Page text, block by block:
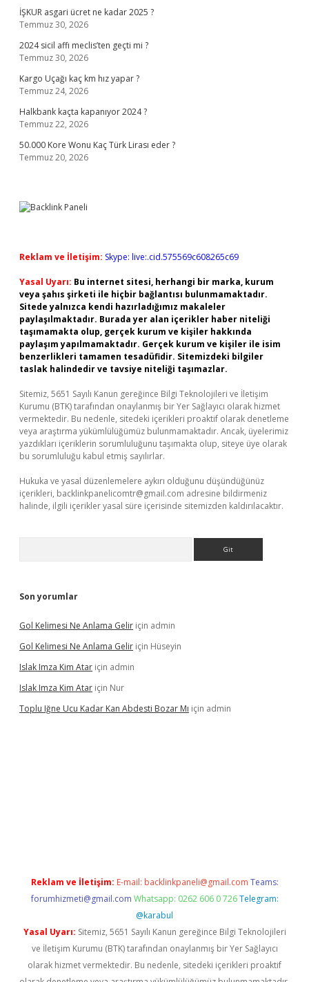
İŞKUR asgari ücret ne kadar 2025 ?
Temmuz 30, 2026
2024 sicil affı meclis’ten geçti mi ?
Temmuz 30, 2026
Kargo Uçağı kaç km hız yapar ?
Temmuz 24, 2026
Halkbank kaçta kapanıyor 2024 ?
Temmuz 22, 2026
50.000 Kore Wonu Kaç Türk Lirası eder ?
Temmuz 20, 2026
Reklam ve İletişim: Skype: live:.cid.575569c608265c69
Yasal Uyarı: Bu internet sitesi, herhangi bir marka, kurum
veya şahıs şirketi ile hiçbir bağlantısı bulunmamaktadır.
Sitede yalnızca kendi hazırladığımız makaleler
paylaşılmaktadır. Burada yer alan içerikler haber niteliği
taşımamakta olup, gerçek kurum ve kişiler hakkında
paylaşım yapılmamaktadır. Gerçek kurum ve kişiler ile isim
benzerlikleri tamamen tesadüfidir. Sitemizdeki bilgiler
taslak halindedir ve tavsiye niteliği taşımazlar.
Sitemiz, 5651 Sayılı Kanun gereğince Bilgi Teknolojileri ve İletişim
Kurumu (BTK) tarafından onaylanmış bir Yer Sağlayıcı olarak hizmet
vermektedir. Bu nedenle, sitedeki içerikleri proaktif olarak denetleme
veya araştırma yükümlülüğümüz bulunmamaktadır. Ancak, üyelerimiz
yazdıkları içeriklerin sorumluluğunu taşımakta olup, siteye üye olarak
bu sorumluluğu kabul etmiş sayılırlar.
Hukuka ve yasal düzenlemelere aykırı olduğunu düşündüğünüz
içerikleri, backlinkpanelicomtr@gmail.com adresine bildirmeniz
halinde, ilgili içerikler yasal süre içerisinde sitemizden kaldırılacaktır.
Son yorumlar
Gol Kelimesi Ne Anlama Gelir için admin
Gol Kelimesi Ne Anlama Gelir için Hüseyin
Islak Imza Kim Atar için admin
Islak Imza Kim Atar için Nur
Toplu Iğne Ucu Kadar Kan Abdesti Bozar Mı için admin
Reklam ve İletişim: E-mail: backlinkpaneli@gmail.com Teams:
forumhizmeti@gmail.com Whatsapp: 0262 606 0 726 Telegram:
@karabul
Yasal Uyarı: Sitemiz, 5651 Sayılı Kanun gereğince Bilgi Teknolojileri
ve İletişim Kurumu (BTK) tarafından onaylanmış bir Yer Sağlayıcı
olarak hizmet vermektedir. Bu nedenle, sitedeki içerikleri proaktif